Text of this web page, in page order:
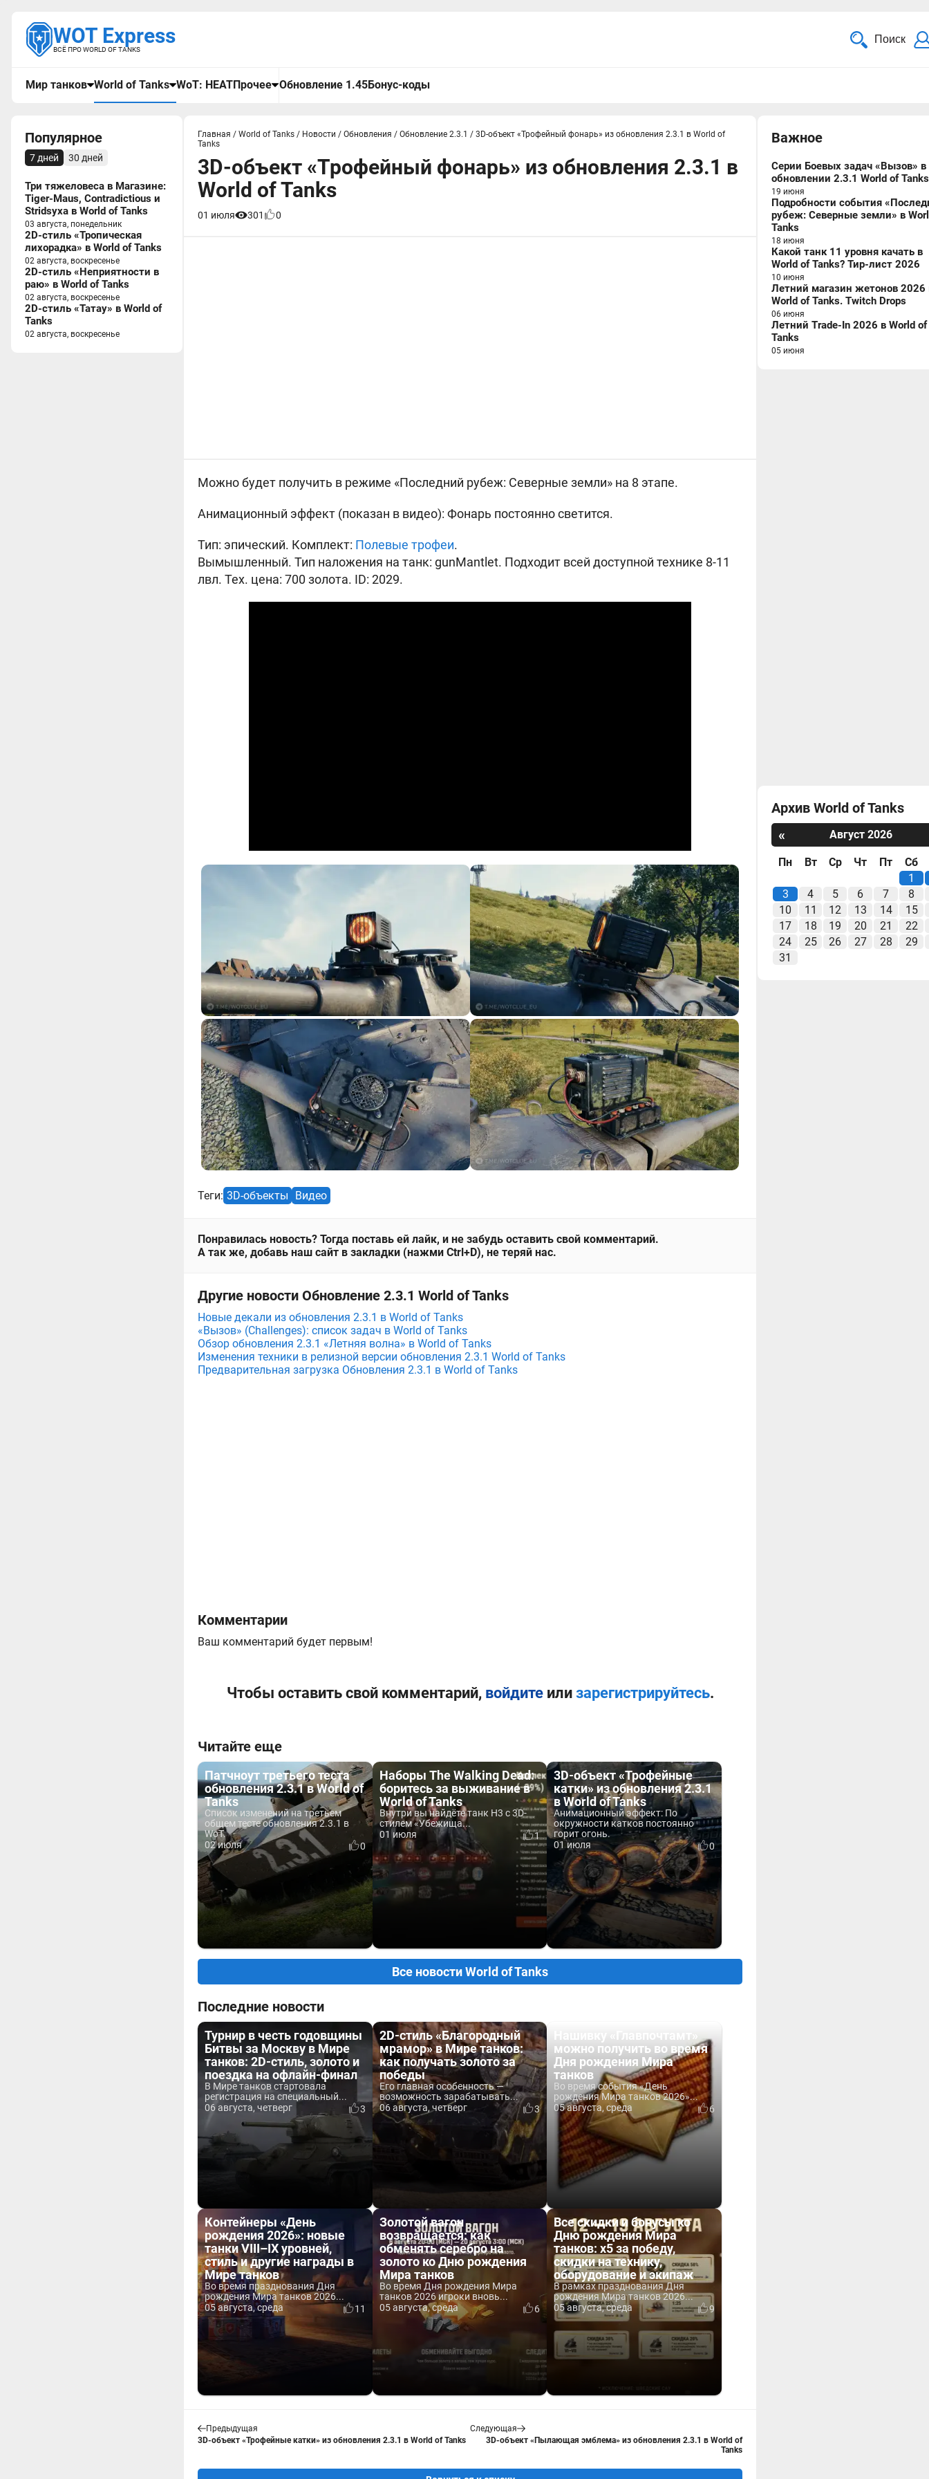
WOT Express
ВСЁ ПРО WORLD OF TANKS
Поиск
Мир танков World of Tanks WoT: HEATПрочее Обновление 1.45Бонус-коды
Популярное
7 дней 30 дней
Три тяжеловеса в Магазине:
Tiger-Maus, Contradictious и
Stridsyxa в World of Tanks
03 августа, понедельник
2D-стиль «Тропическая
лихорадка» в World of Tanks
02 августа, воскресенье
2D-стиль «Неприятности в
раю» в World of Tanks
02 августа, воскресенье
2D-стиль «Татау» в World of
Tanks
02 августа, воскресенье
Главная / World of Tanks / Новости / Обновления / Обновление 2.3.1 / 3D-объект «Трофейный фонарь» из обновления 2.3.1 в World of
Tanks
3D-объект «Трофейный фонарь» из обновления 2.3.1 в
World of Tanks
01 июля 301 0
Можно будет получить в режиме «Последний рубеж: Северные земли» на 8 этапе.
Анимационный эффект (показан в видео): Фонарь постоянно светится.
Тип: эпический. Комплект: Полевые трофеи.
Вымышленный. Тип наложения на танк: gunMantlet. Подходит всей доступной технике 8-11
лвл. Тех. цена: 700 золота. ID: 2029.
Теги: 3D-объекты Видео
Понравилась новость? Тогда поставь ей лайк, и не забудь оставить свой комментарий.
А так же, добавь наш сайт в закладки (нажми Ctrl+D), не теряй нас.
Другие новости Обновление 2.3.1 World of Tanks
Новые декали из обновления 2.3.1 в World of Tanks
«Вызов» (Challenges): список задач в World of Tanks
Обзор обновления 2.3.1 «Летняя волна» в World of Tanks
Изменения техники в релизной версии обновления 2.3.1 World of Tanks
Предварительная загрузка Обновления 2.3.1 в World of Tanks
Комментарии
Ваш комментарий будет первым!
Чтобы оставить свой комментарий, войдитеили зарегистрируйтесь.
Читайте еще
Патчноут третьего теста
обновления 2.3.1 в World of
Tanks
Список изменений на третьем
общем тесте обновления 2.3.1 в
WoT.
02 июля
0
Наборы The Walking Dead:
боритесь за выживание в
World of Tanks
Внутри вы найдёте танк H3 с 3D-
стилем «Убежища...
01 июля
1
3D-объект «Трофейные
катки» из обновления 2.3.1
в World of Tanks
Анимационный эффект: По
окружности катков постоянно
горит огонь.
01 июля
0
Все новости World of Tanks
Последние новости
Турнир в честь годовщины
Битвы за Москву в Мире
танков: 2D-стиль, золото и
поездка на офлайн-финал
В Мире танков стартовала
регистрация на специальный...
06 августа, четверг
3
2D-стиль «Благородный
мрамор» в Мире танков:
как получать золото за
победы
Его главная особенность —
возможность зарабатывать...
06 августа, четверг
3
Нашивку «Главпочтамт»
можно получить во время
Дня рождения Мира
танков
Во время события «День
рождения Мира танков 2026»...
05 августа, среда
6
Контейнеры «День
рождения 2026»: новые
танки VIII–IX уровней,
стиль и другие награды в
Мире танков
Во время празднования Дня
рождения Мира танков 2026...
05 августа, среда
11
Золотой вагон
возвращается: как
обменять серебро на
золото ко Дню рождения
Мира танков
Во время Дня рождения Мира
танков 2026 игроки вновь...
05 августа, среда
6
Все скидки и бонусы ко
Дню рождения Мира
танков: x5 за победу,
скидки на технику,
оборудование и экипаж
В рамках празднования Дня
рождения Мира танков 2026...
05 августа, среда
9
Предыдущая
3D-объект «Трофейные катки» из обновления 2.3.1 в World of Tanks
Следующая
3D-объект «Пылающая эмблема» из обновления 2.3.1 в World of
Tanks
Важное
Серии Боевых задач «Вызов» в
обновлении 2.3.1 World of Tanks
19 июня
Подробности события
рубеж: Северные земли» в
Tanks
18 июня
Какой танк 11 уровня качать в
World of Tanks? Тир-лист 2026
10 июня
Летний магазин жетонов 2026
World of Tanks. Twitch Drops
06 июня
Летний Trade-In 2026 в World of
Tanks
05 июня
Архив World of Tanks
«
Август 2026
Пн Вт Ср Чт Пт
Сб
1
3
4 5 6 7
8
10
11 12 13 14
15
17
18 19 20 21
22
24
25 26 27 28
29
31